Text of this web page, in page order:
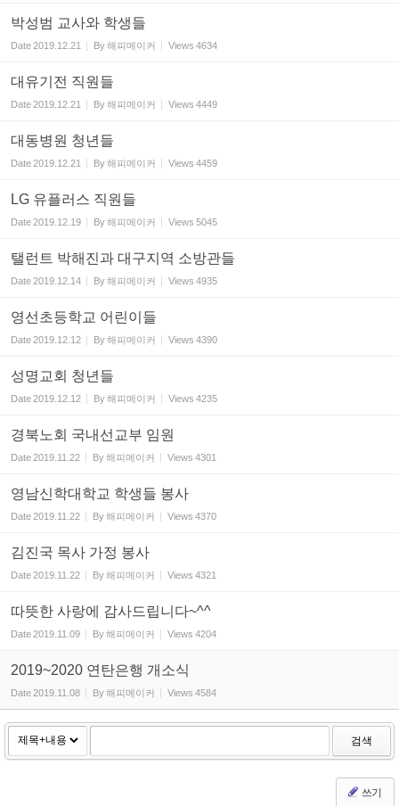
박성범 교사와 학생들
Date2019.12.21 By해피메이커 Views 4634
대유기전 직원들
Date2019.12.21 By해피메이커 Views 4449
대동병원 청년들
Date2019.12.21 By해피메이커 Views 4459
LG 유플러스 직원들
Date2019.12.19 By해피메이커 Views 5045
탤런트 박해진과 대구지역 소방관들
Date2019.12.14 By해피메이커 Views 4935
영선초등학교 어린이들
Date2019.12.12 By해피메이커 Views 4390
성명교회 청년들
Date2019.12.12 By해피메이커 Views 4235
경북노회 국내선교부 임원
Date2019.11.22 By해피메이커 Views 4301
영남신학대학교 학생들 봉사
Date2019.11.22 By해피메이커 Views 4370
김진국 목사 가정 봉사
Date2019.11.22 By해피메이커 Views 4321
따뜻한 사랑에 감사드립니다~^^
Date2019.11.09 By해피메이커 Views 4204
2019~2020 연탄은행 개소식
Date2019.11.08 By해피메이커 Views 4584
검색
쓰기